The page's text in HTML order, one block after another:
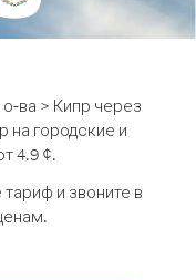
ва > Кипр через
на городские и
4.9 ¢.
и звоните в